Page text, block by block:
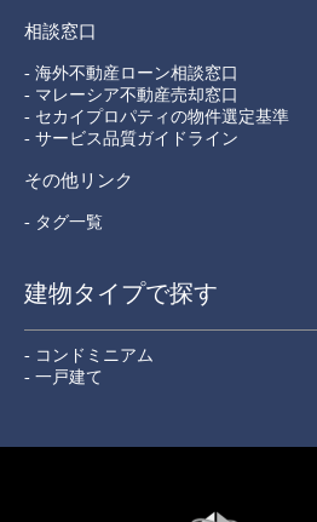
相談窓口
- 海外不動産ローン相談窓口
- マレーシア不動産売却窓口
- セカイプロパティの物件選定基準
- サービス品質ガイドライン
その他リンク
- タグ一覧
建物タイプで探す
- コンドミニアム
- 一戸建て